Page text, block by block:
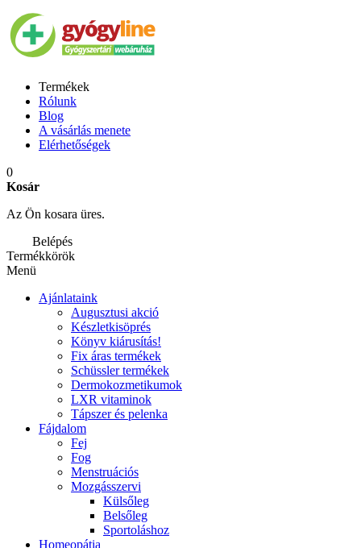
Termékek
Rólunk
Blog
A vásárlás menete
Elérhetőségek
0
Kosár
Az Ön kosara üres.
Belépés
Termékkörök
Menü
Ajánlataink
Augusztusi akció
Készletkisöprés
Könyv kiárusítás!
Fix áras termékek
Schüssler termékek
Dermokozmetikumok
LXR vitaminok
Tápszer és pelenka
Fájdalom
Fej
Fog
Menstruációs
Mozgásszervi
Külsőleg
Belsőleg
Sportoláshoz
Homeopátia